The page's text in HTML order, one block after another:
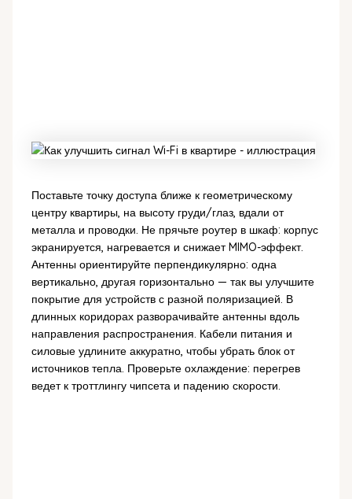
Поставьте точку доступа ближе к геометрическому
центру квартиры, на высоту груди/глаз, вдали от
металла и проводки. Не прячьте роутер в шкаф: корпус
экранируется, нагревается и снижает MIMO-эффект.
Антенны ориентируйте перпендикулярно: одна
вертикально, другая горизонтально — так вы улучшите
покрытие для устройств с разной поляризацией. В
длинных коридорах разворачивайте антенны вдоль
направления распространения. Кабели питания и
силовые удлините аккуратно, чтобы убрать блок от
источников тепла. Проверьте охлаждение: перегрев
ведет к троттлингу чипсета и падению скорости.